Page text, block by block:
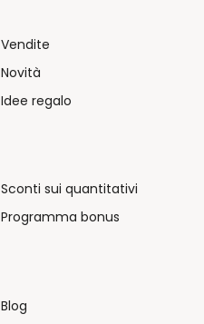
Vendite
Novità
Idee regalo
Sconti sui quantitativi
Programma bonus
Blog